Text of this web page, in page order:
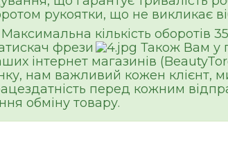
рукоятки, що не викликає
Максимальна кількість
фрези
Також Вам у
інтернет магазинів
нам важливий кожен клієнт,
перед кожним
обміну товару.